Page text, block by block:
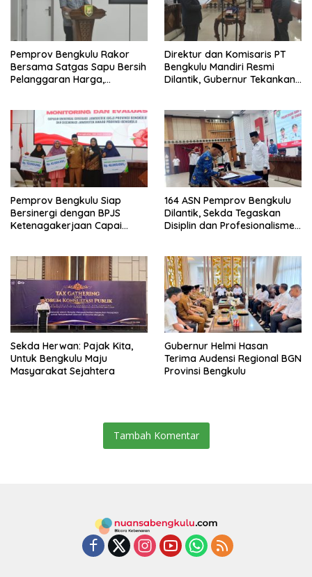
Pemprov Bengkulu Rakor
Bersama Satgas Sapu Bersih
Pelanggaran Harga,
Masih Jadi Sorotan
Direktur dan Komisaris PT
Bengkulu Mandiri Resmi
Dilantik, Gubernur Tekankan
Pemprov Bengkulu Siap
Bersinergi dengan BPJS
Ketenagakerjaan Capai
164 ASN Pemprov Bengkulu
Dilantik, Sekda Tegaskan
Disiplin dan Profesionalisme
Sekda Herwan: Pajak Kita,
Untuk Bengkulu Maju
Masyarakat Sejahtera
Gubernur Helmi Hasan
Terima Audensi Regional BGN
Provinsi Bengkulu
Tambah Komentar